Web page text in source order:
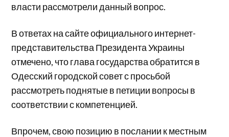
власти рассмотрели данный вопрос.
В ответах на сайте официального интернет-
представительства Президента Украины
отмечено, что глава государства обратится в
Одесский городской совет с просьбой
рассмотреть поднятые в петиции вопросы в
соответствии с компетенцией.
Впрочем, свою позицию в послании к местным